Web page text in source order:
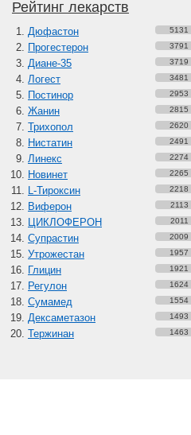
Рейтинг лекарств
Дюфастон 5131
Прогестерон 3791
Диане-35 3719
Логест 3481
Постинор 2953
Жанин 2815
Трихопол 2620
Нистатин 2491
Линекс 2274
Новинет 2265
L-Тироксин 2218
Виферон 2113
ЦИКЛОФЕРОН 2011
Супрастин 2009
Утрожестан 1957
Глицин 1921
Регулон 1624
Сумамед 1554
Дексаметазон 1493
Тержинан 1463